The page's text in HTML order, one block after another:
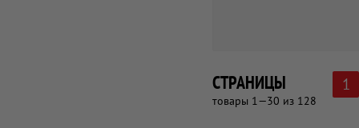
СТРАНИЦЫ
товары 1—30 из 128
1